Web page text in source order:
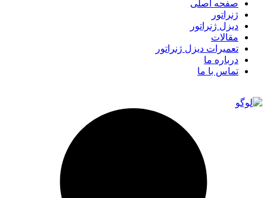
صفحه اصلی
ژنراتور
دیزل ژنراتور
مقالات
تعمیرات دیزل ژنراتور
درباره ما
تماس با ما